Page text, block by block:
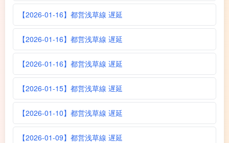
【2026-01-16】都営浅草線 遅延
【2026-01-16】都営浅草線 遅延
【2026-01-16】都営浅草線 遅延
【2026-01-15】都営浅草線 遅延
【2026-01-10】都営浅草線 遅延
【2026-01-09】都営浅草線 遅延